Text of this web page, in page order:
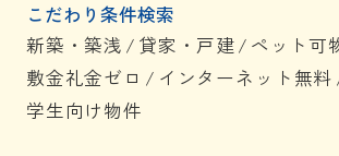
こだわり条件検索
新築・築浅 / 貸家・戸建/ ペット可
敷金礼金ゼロ / インターネット無料
学生向け物件